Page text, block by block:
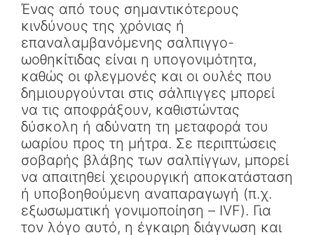
Ένας από τους σημαντικότερους
κινδύνους της χρόνιας ή
επαναλαμβανόμενης σαλπιγγο-
ωοθηκίτιδας είναι η υπογονιμότητα,
καθώς οι φλεγμονές και οι ουλές που
δημιουργούνται στις σάλπιγγες μπορεί
να τις αποφράξουν, καθιστώντας
δύσκολη ή αδύνατη τη μεταφορά του
ωαρίου προς τη μήτρα. Σε περιπτώσεις
σοβαρής βλάβης των σαλπίγγων, μπορεί
να απαιτηθεί χειρουργική αποκατάσταση
ή υποβοηθούμενη αναπαραγωγή (π.χ.
εξωσωματική γονιμοποίηση – IVF). Για
τον λόγο αυτό, η έγκαιρη διάγνωση και